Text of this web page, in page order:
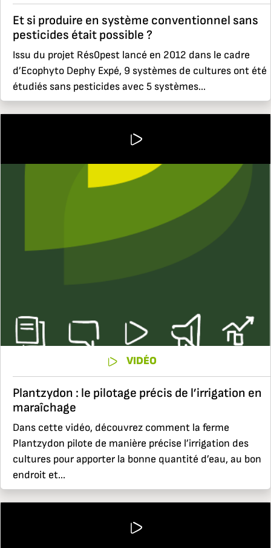
Et si produire en système conventionnel sans
pesticides était possible ?
Issu du projet Rés0pest lancé en 2012 dans le cadre
d’Ecophyto Dephy Expé, 9 systèmes de cultures ont été
étudiés sans pesticides avec 5 systèmes...
VIDÉO
Plantzydon : le pilotage précis de l’irrigation en
maraîchage
Dans cette vidéo, découvrez comment la ferme
Plantzydon pilote de manière précise l’irrigation des
cultures pour apporter la bonne quantité d’eau, au bon
endroit et...